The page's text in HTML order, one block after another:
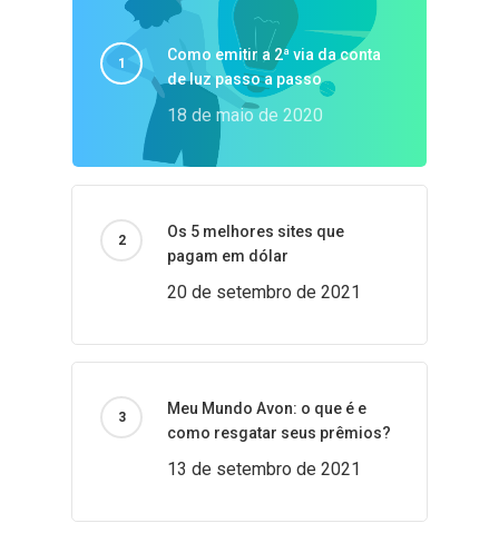
Como emitir a 2ª via da conta
de luz passo a passo
18 de maio de 2020
Os 5 melhores sites que
pagam em dólar
20 de setembro de 2021
Meu Mundo Avon: o que é e
como resgatar seus prêmios?
13 de setembro de 2021